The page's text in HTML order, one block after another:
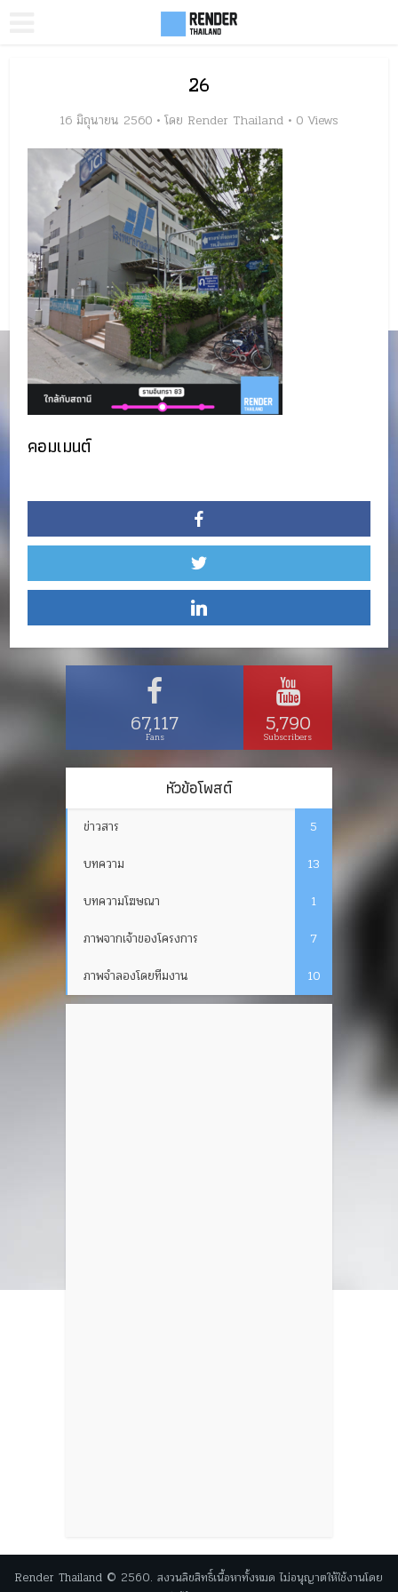
26
16 มิถุนายน 2560 โดย Render Thailand 0 Views
คอมเมนต์
67,117
Fans 5,790
Subscribers
หัวข้อโพสต์
ข่าวสาร
5
บทความ
13
บทความโฆษณา
1
ภาพจากเจ้าของโครงการ
7
ภาพจำลองโดยทีมงาน
10
Render Thailand © 2560. สงวนลิขสิทธิ์เนื้อหาทั้งหมด ไม่อนุญาตให้ใช้งานโดย